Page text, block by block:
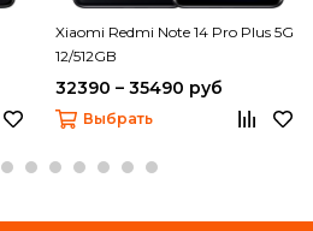
Xiaomi Redmi Note 14 Pro Plus 5G
12/512GB
32390 – 35490 руб
Выбрать